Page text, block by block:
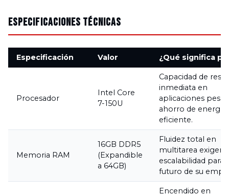
Especificaciones Técnicas
Especificación Valor ¿Qué significa
Procesador
Intel Core
7-150U
Capacidad de
inmediata en
aplicaciones
ahorro de energía
eficiente.
Memoria RAM
16GB DDR5
(Expandible
a 64GB)
Fluidez total en
multitarea
escalabilidad para
futuro de su
Encendido en